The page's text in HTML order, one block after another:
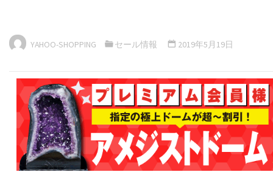
YAHOO-SHOPPING セール情報 2019年5月19日